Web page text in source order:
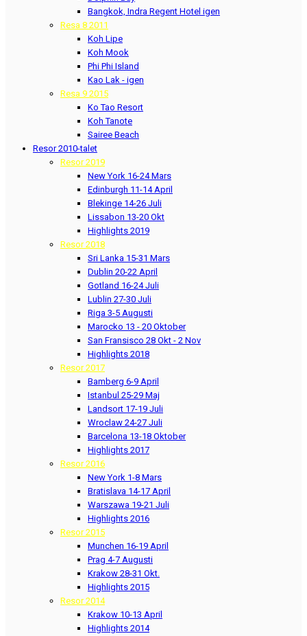
Bangkok, Indra Regent Hotel igen
Resa 8 2011
Koh Lipe
Koh Mook
Phi Phi Island
Kao Lak - igen
Resa 9 2015
Ko Tao Resort
Koh Tanote
Sairee Beach
Resor 2010-talet
Resor 2019
New York 16-24 Mars
Edinburgh 11-14 April
Blekinge 14-26 Juli
Lissabon 13-20 Okt
Highlights 2019
Resor 2018
Sri Lanka 15-31 Mars
Dublin 20-22 April
Gotland 16-24 Juli
Lublin 27-30 Juli
Riga 3-5 Augusti
Marocko 13 - 20 Oktober
San Fransisco 28 Okt - 2 Nov
Highlights 2018
Resor 2017
Bamberg 6-9 April
Istanbul 25-29 Maj
Landsort 17-19 Juli
Wroclaw 24-27 Juli
Barcelona 13-18 Oktober
Highlights 2017
Resor 2016
New York 1-8 Mars
Bratislava 14-17 April
Warszawa 19-21 Juli
Highlights 2016
Resor 2015
Munchen 16-19 April
Prag 4-7 Augusti
Krakow 28-31 Okt.
Highlights 2015
Resor 2014
Krakow 10-13 April
Highlights 2014